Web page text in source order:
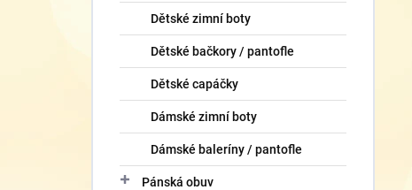
Dětské zimní boty
Dětské bačkory / pantofle
Dětské capáčky
Dámské zimní boty
Dámské baleríny / pantofle
Pánská obuv